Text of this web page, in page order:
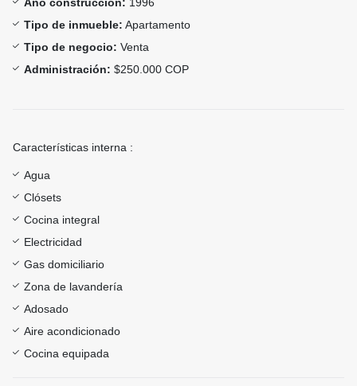
Tipo de inmueble: Apartamento
Tipo de negocio: Venta
Administración: $250.000 COP
Características interna :
Agua
Clósets
Cocina integral
Electricidad
Gas domiciliario
Zona de lavandería
Adosado
Aire acondicionado
Cocina equipada